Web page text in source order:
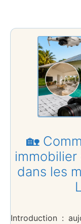
🏡
immobilier
dans les
Introduction :